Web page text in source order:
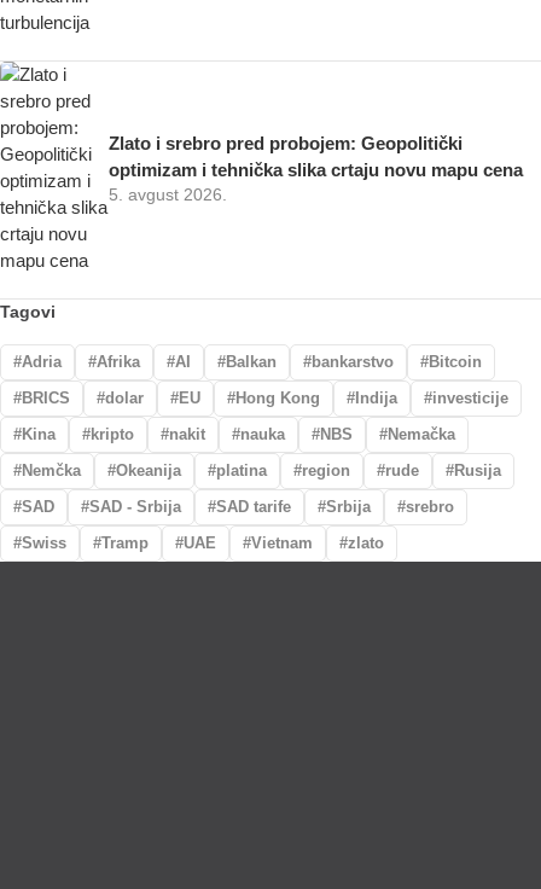
Zlato i srebro pred probojem: Geopolitički
optimizam i tehnička slika crtaju novu mapu cena
5. avgust 2026.
Tagovi
Adria Afrika AI Balkan bankarstvo
Bitcoin
BRICS
dolar EU Hong Kong Indija
investicije
Kina
kripto nakit nauka NBS
Nemačka
Nemčka
Okeanija platina region rude
Rusija
SAD
SAD - Srbija SAD tarife Srbija
srebro
Swiss
Tramp UAE Vietnam zlato